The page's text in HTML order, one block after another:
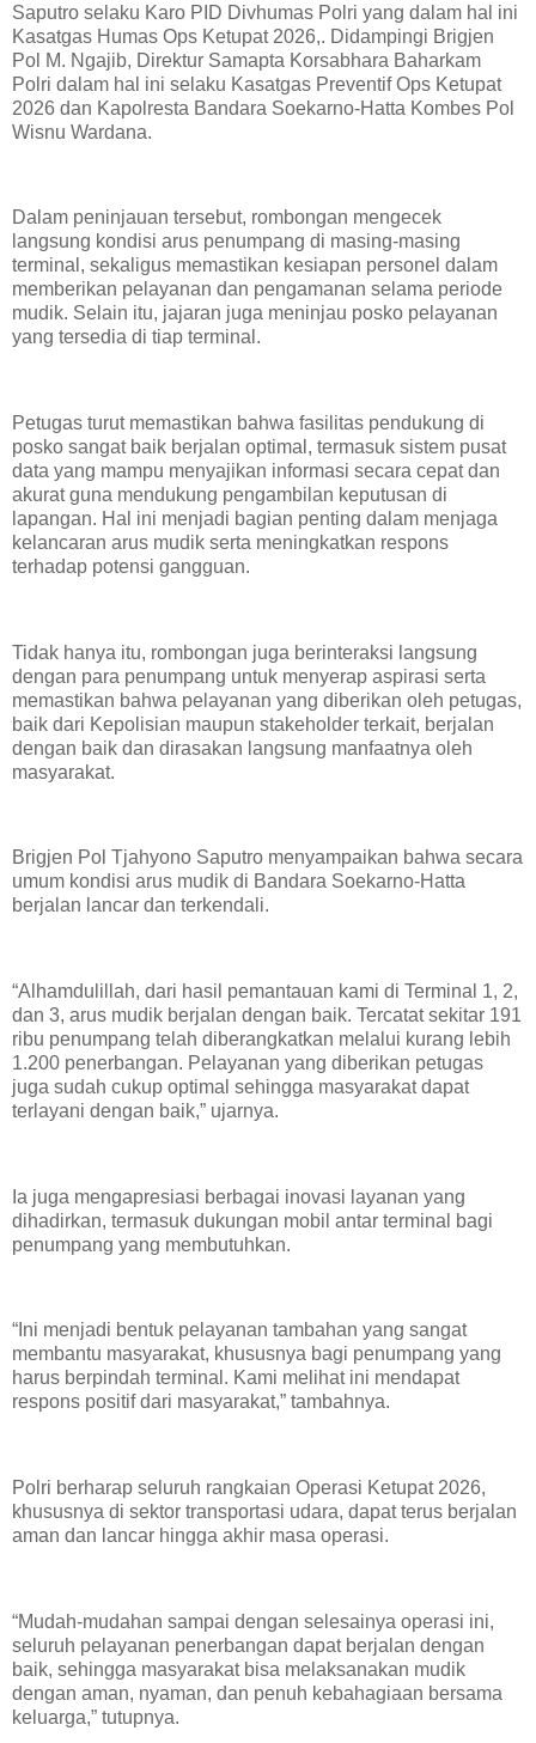
Saputro selaku Karo PID Divhumas Polri yang dalam hal ini
Kasatgas Humas Ops Ketupat 2026,. Didampingi Brigjen
Pol M. Ngajib, Direktur Samapta Korsabhara Baharkam
Polri dalam hal ini selaku Kasatgas Preventif Ops Ketupat
2026 dan Kapolresta Bandara Soekarno-Hatta Kombes Pol
Wisnu Wardana.
Dalam peninjauan tersebut, rombongan mengecek
langsung kondisi arus penumpang di masing-masing
terminal, sekaligus memastikan kesiapan personel dalam
memberikan pelayanan dan pengamanan selama periode
mudik. Selain itu, jajaran juga meninjau posko pelayanan
yang tersedia di tiap terminal.
Petugas turut memastikan bahwa fasilitas pendukung di
posko sangat baik berjalan optimal, termasuk sistem pusat
data yang mampu menyajikan informasi secara cepat dan
akurat guna mendukung pengambilan keputusan di
lapangan. Hal ini menjadi bagian penting dalam menjaga
kelancaran arus mudik serta meningkatkan respons
terhadap potensi gangguan.
Tidak hanya itu, rombongan juga berinteraksi langsung
dengan para penumpang untuk menyerap aspirasi serta
memastikan bahwa pelayanan yang diberikan oleh petugas,
baik dari Kepolisian maupun stakeholder terkait, berjalan
dengan baik dan dirasakan langsung manfaatnya oleh
masyarakat.
Brigjen Pol Tjahyono Saputro menyampaikan bahwa secara
umum kondisi arus mudik di Bandara Soekarno-Hatta
berjalan lancar dan terkendali.
“Alhamdulillah, dari hasil pemantauan kami di Terminal 1, 2,
dan 3, arus mudik berjalan dengan baik. Tercatat sekitar 191
ribu penumpang telah diberangkatkan melalui kurang lebih
1.200 penerbangan. Pelayanan yang diberikan petugas
juga sudah cukup optimal sehingga masyarakat dapat
terlayani dengan baik,” ujarnya.
Ia juga mengapresiasi berbagai inovasi layanan yang
dihadirkan, termasuk dukungan mobil antar terminal bagi
penumpang yang membutuhkan.
“Ini menjadi bentuk pelayanan tambahan yang sangat
membantu masyarakat, khususnya bagi penumpang yang
harus berpindah terminal. Kami melihat ini mendapat
respons positif dari masyarakat,” tambahnya.
Polri berharap seluruh rangkaian Operasi Ketupat 2026,
khususnya di sektor transportasi udara, dapat terus berjalan
aman dan lancar hingga akhir masa operasi.
“Mudah-mudahan sampai dengan selesainya operasi ini,
seluruh pelayanan penerbangan dapat berjalan dengan
baik, sehingga masyarakat bisa melaksanakan mudik
dengan aman, nyaman, dan penuh kebahagiaan bersama
keluarga,” tutupnya.